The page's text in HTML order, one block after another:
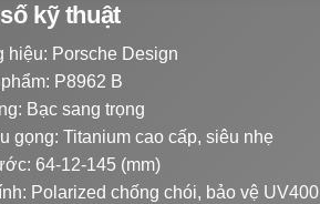
kỹ thuật
hiệu: Porsche Design
P8962 B
Bạc sang trọng
gọng: Titanium cao cấp, siêu nhẹ
64-12-145 (mm)
Polarized chống chói, bảo vệ UV400